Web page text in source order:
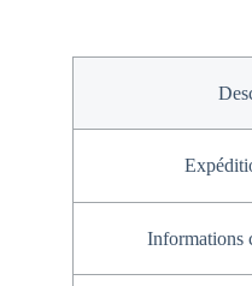
Informations